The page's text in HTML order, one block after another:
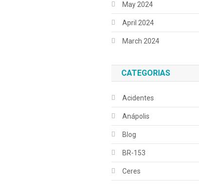
May 2024
April 2024
March 2024
CATEGORIAS
Acidentes
Anápolis
Blog
BR-153
Ceres